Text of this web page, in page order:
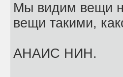
Мы видим вещи
вещи такими,
АНАИС НИН.